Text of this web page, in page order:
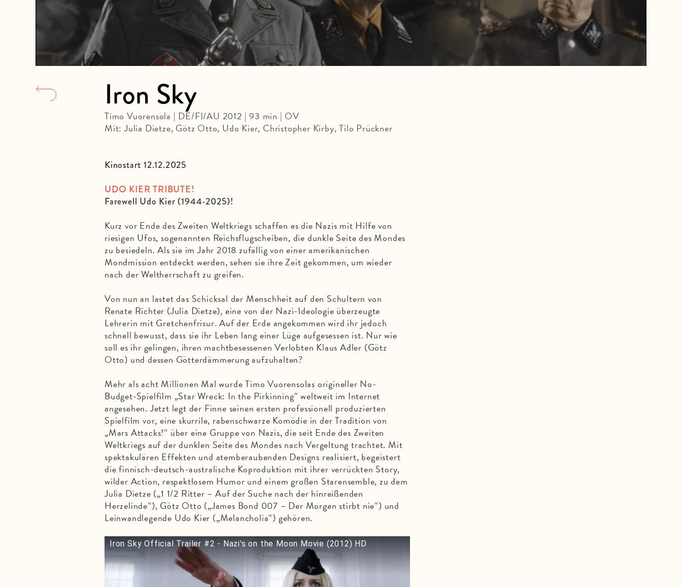
Iron Sky
Timo Vuorensola | DE/FI/AU 2012 | 93 min | OV
Mit: Julia Dietze, Götz Otto, Udo Kier, Christopher Kirby, Tilo Prückner
Kinostart 12.12.2025
UDO KIER TRIBUTE!
Farewell Udo Kier (1944-2025)!
Kurz vor Ende des Zweiten Weltkriegs schaffen es die Nazis mit Hilfe von
riesigen Ufos, sogenannten Reichsflugscheiben, die dunkle Seite des Mondes
zu besiedeln. Als sie im Jahr 2018 zufällig von einer amerikanischen
Mondmission entdeckt werden, sehen sie ihre Zeit gekommen, um wieder
nach der Weltherrschaft zu greifen.
Von nun an lastet das Schicksal der Menschheit auf den Schultern von
Renate Richter (Julia Dietze), eine von der Nazi-Ideologie überzeugte
Lehrerin mit Gretchenfrisur. Auf der Erde angekommen wird ihr jedoch
schnell bewusst, dass sie ihr Leben lang einer Lüge aufgesessen ist. Nur wie
soll es ihr gelingen, ihren machtbesessenen Verlobten Klaus Adler (Götz
Otto) und dessen Götterdämmerung aufzuhalten?
Mehr als acht Millionen Mal wurde Timo Vuorensolas origineller No-
Budget-Spielfilm „Star Wreck: In the Pirkinning“ weltweit im Internet
angesehen. Jetzt legt der Finne seinen ersten professionell produzierten
Spielfilm vor, eine skurrile, rabenschwarze Komödie in der Tradition von
„Mars Attacks!“ über eine Gruppe von Nazis, die seit Ende des Zweiten
Weltkriegs auf der dunklen Seite des Mondes nach Vergeltung trachtet. Mit
spektakulären Effekten und atemberaubenden Designs realisiert, begeistert
die finnisch-deutsch-australische Koproduktion mit ihrer verrückten Story,
wilder Action, respektlosem Humor und einem großen Starensemble, zu dem
Julia Dietze („1 1/2 Ritter – Auf der Suche nach der hinreißenden
Herzelinde“), Götz Otto („James Bond 007 – Der Morgen stirbt nie“) und
Leinwandlegende Udo Kier („Melancholia“) gehören.
Iron Sky Official Trailer #2 - Nazi's on the Moon Movie (2012) HD